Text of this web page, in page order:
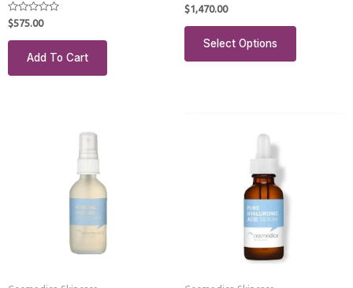
Rated
0
out
$575.00
Add To Cart
Rated
0
out
$1,470.00
Select Options